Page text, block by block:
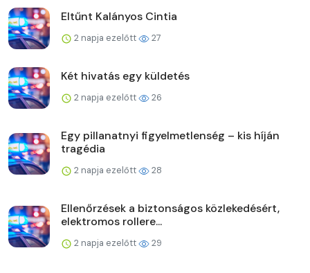
Eltűnt Kalányos Cintia
2 napja ezelőtt 27
Két hivatás egy küldetés
2 napja ezelőtt 26
Egy pillanatnyi figyelmetlenség – kis híján
tragédia
2 napja ezelőtt 28
Ellenőrzések a biztonságos közlekedésért,
elektromos rollere...
2 napja ezelőtt 29